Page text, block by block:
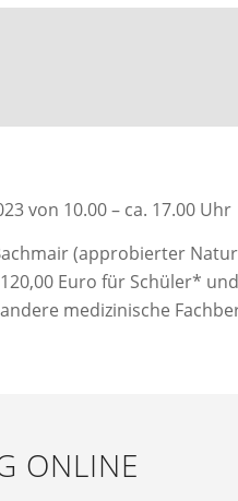
von 10.00 – ca. 17.00 Uhr
(approbierter
Euro für Schüler*
medizinische
ONLINE